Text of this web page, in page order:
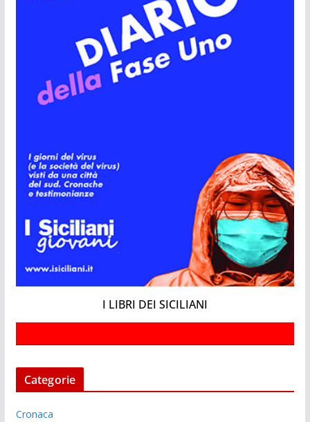
I LIBRI DEI SICILIANI
Categorie
Cronaca